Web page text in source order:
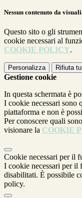
Nessun contenuto da
Questo sito o gli
cookie necessari al
COOKIE POLICY.
Personalizza Rifiuta
Gestione cookie
In questa schermata è
I cookie necessari sono
piattaforma e non è
Per conoscere quali
visionare la COOKIE
Cookie necessari per il
I cookie necessari per il
disabilitati. È possibile
policy.